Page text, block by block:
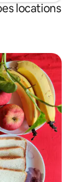
locations